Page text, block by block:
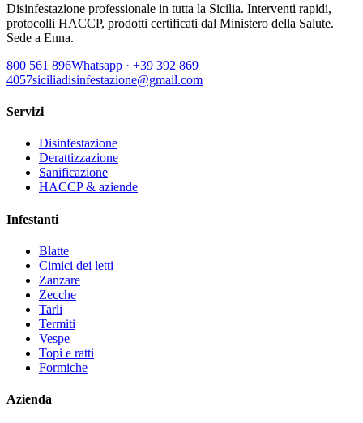
Disinfestazione professionale in tutta la Sicilia. Interventi rapidi,
protocolli HACCP, prodotti certificati dal Ministero della Salute.
Sede a Enna.
800 561 896Whatsapp · +39 392 869
4057siciliadisinfestazione@gmail.com
Servizi
Disinfestazione
Derattizzazione
Sanificazione
HACCP & aziende
Infestanti
Blatte
Cimici dei letti
Zanzare
Zecche
Tarli
Termiti
Vespe
Topi e ratti
Formiche
Azienda